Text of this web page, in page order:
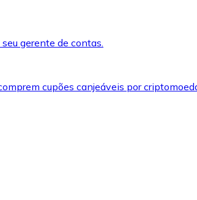
gerente de contas.
cupões canjeáveis por